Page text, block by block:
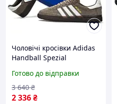
Чоловічі кросівки Adidas
Handball Spezial
замшеві демісезонні
кросівки Адідас низькі
спортивні нойс
Готово до відправки
2 336₴
3 640 ₴